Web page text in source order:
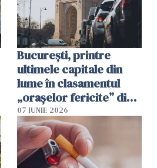
București, printre
ultimele capitale din
lume în clasamentul
„orașelor fericite” din
2026
07 IUNIE 2026